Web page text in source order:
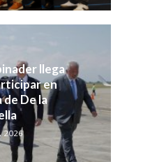
llega
en
De la
2026